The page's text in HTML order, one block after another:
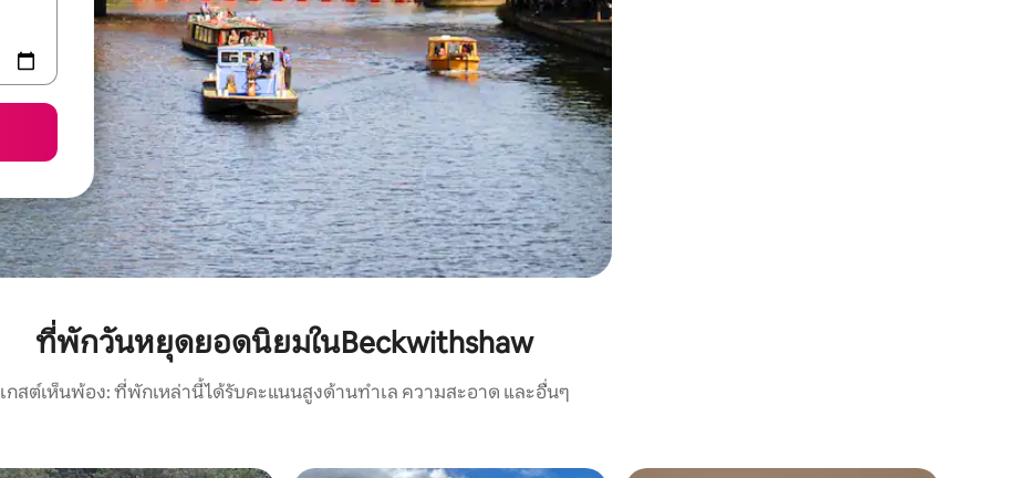
ที่พักวันหยุดยอดนิยมในBeckwithshaw
เกสต์เห็นพ้อง: ที่พักเหล่านี้ได้รับคะแนนสูงด้านทำเล ความสะอาด และอื่นๆ